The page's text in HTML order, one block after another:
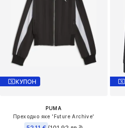
КУПОН
PUMA
Преходно яке 'Future Archive'